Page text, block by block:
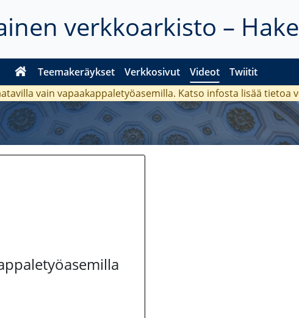
verkkoarkisto –
Teemakeräykset Verkkosivut Videot Twiitit
vain vapaakappaletyöasemilla. Katso infosta lisää tietoa